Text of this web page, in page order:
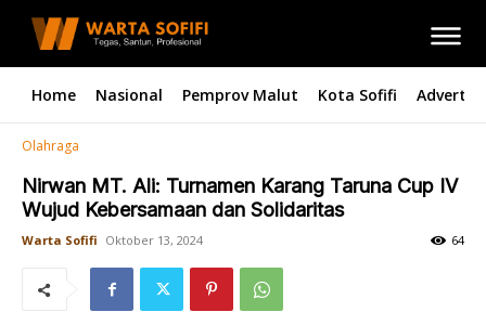
Home Nasional Pemprov Malut Kota Sofifi
Olahraga
Nirwan MT. Ali: Turnamen Karang Taruna Cup IV
Wujud Kebersamaan dan Solidaritas
Warta Sofifi Oktober 13, 2024 64